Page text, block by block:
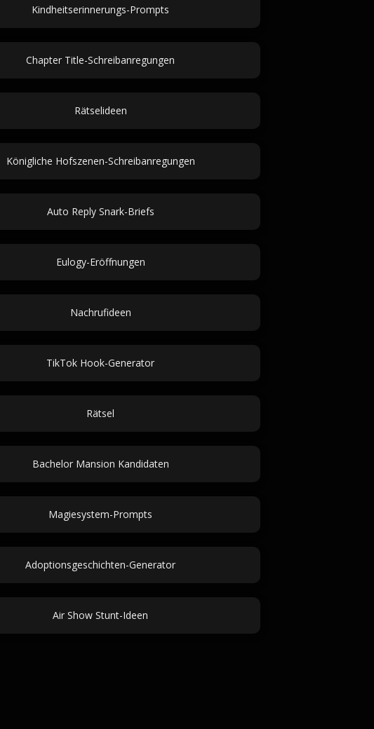
Kindheitserinnerungs-Prompts
Chapter Title-Schreibanregungen
Rätselideen
Königliche Hofszenen-Schreibanregungen
Auto Reply Snark-Briefs
Eulogy-Eröffnungen
Nachrufideen
TikTok Hook-Generator
Rätsel
Bachelor Mansion Kandidaten
Magiesystem-Prompts
Adoptionsgeschichten-Generator
Air Show Stunt-Ideen